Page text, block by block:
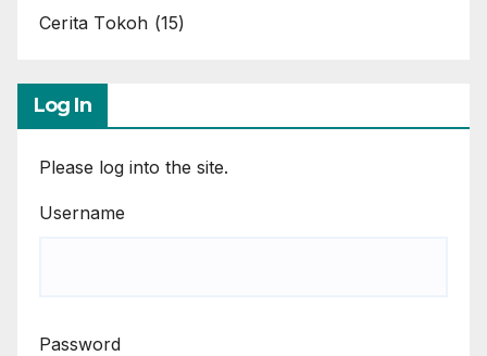
Cerita Tokoh (15)
Log In
Please log into the site.
Username
Password